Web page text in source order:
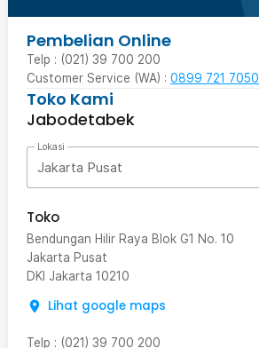
Pembelian Online
Telp : (021) 39 700 200
Customer Service (WA) : 0899 721 7050
Toko Kami
Jabodetabek
Lokasi
Jakarta Pusat
Toko
Bendungan Hilir Raya Blok G1 No. 10
Jakarta Pusat
DKI Jakarta 10210
Lihat google maps
Telp : (021) 39 700 200